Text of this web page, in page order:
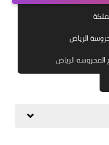
الرياض
الرياض